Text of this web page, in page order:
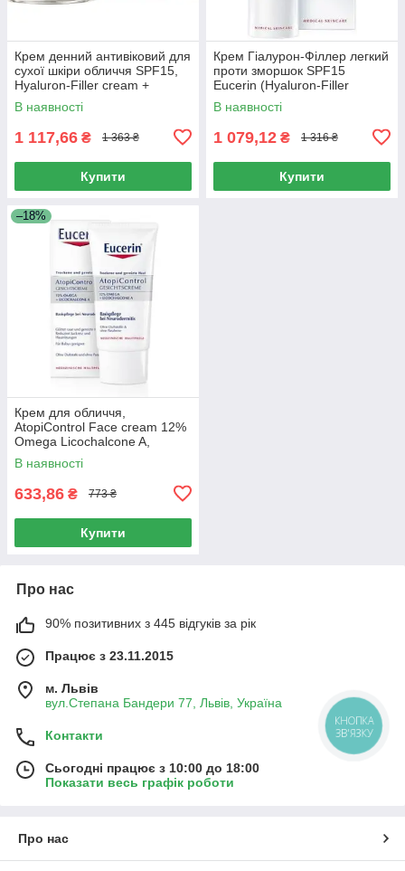
Крем денний антивіковий для
сухої шкіри обличчя SPF15,
Hyaluron-Filler cream +
Elastisity day anti-aging cream
for dry skin,
В наявності
1 117,66 ₴ 1 363 ₴
Купити
Крем Гіалурон-Філлер легкий
проти зморшок SPF15
Eucerin (Hyaluron-Filler
Сream Light Anti-Wrinkle) 50
мл
В наявності
1 079,12 ₴ 1 316 ₴
Купити
–18%
Крем для обличчя,
AtopiControl Face cream 12%
Omega Licochalcone A,
Сeramides, Eucerin, 50 мл
В наявності
633,86 ₴ 773 ₴
Купити
Про нас
90% позитивних з 445 відгуків за рік
Працює з 23.11.2015
м. Львів
вул.Степана Бандери 77, Львів, Україна
Контакти
Сьогодні працює з 10:00 до 18:00
Показати весь графік роботи
Про нас
КНОПКА
ЗВ'ЯЗКУ